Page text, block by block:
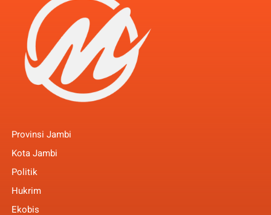
Provinsi Jambi
Kota Jambi
Politik
Hukrim
Ekobis